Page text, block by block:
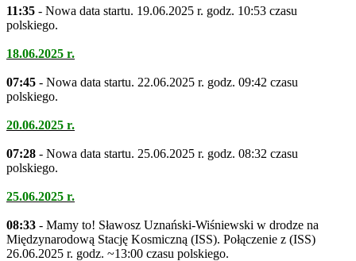
11:35 - Nowa data startu. 19.06.2025 r. godz. 10:53 czasu
polskiego.
18.06.2025 r.
07:45 - Nowa data startu. 22.06.2025 r. godz. 09:42 czasu
polskiego.
20.06.2025 r.
07:28 - Nowa data startu. 25.06.2025 r. godz. 08:32 czasu
polskiego.
25.06.2025 r.
08:33 - Mamy to! Sławosz Uznański-Wiśniewski w drodze na
Międzynarodową Stację Kosmiczną (ISS). Połączenie z (ISS)
26.06.2025 r. godz. ~13:00 czasu polskiego.